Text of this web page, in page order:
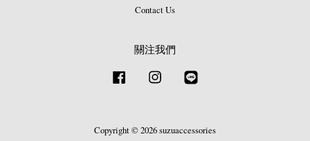
Contact Us
關注我們
Facebook Instagram
Copyright © 2026 suzuaccessories